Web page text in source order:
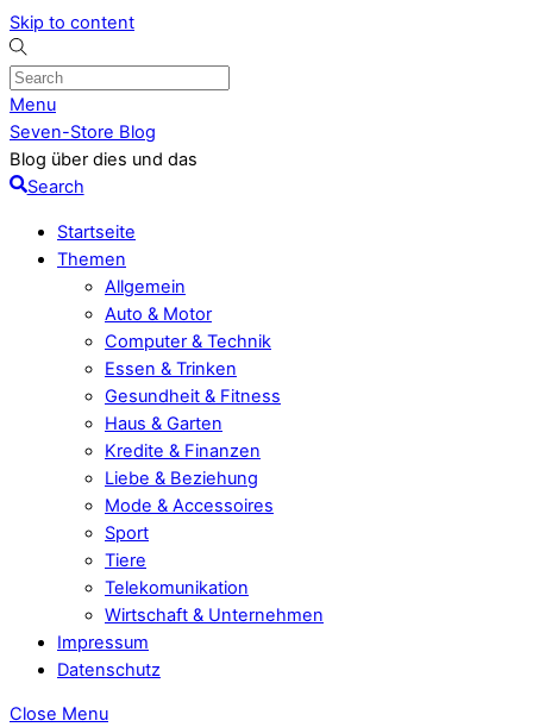
Skip to content
Menu
Seven-Store Blog
Blog über dies und das
Search
Startseite
Themen
Allgemein
Auto & Motor
Computer & Technik
Essen & Trinken
Gesundheit & Fitness
Haus & Garten
Kredite & Finanzen
Liebe & Beziehung
Mode & Accessoires
Sport
Tiere
Telekomunikation
Wirtschaft & Unternehmen
Impressum
Datenschutz
Close Menu